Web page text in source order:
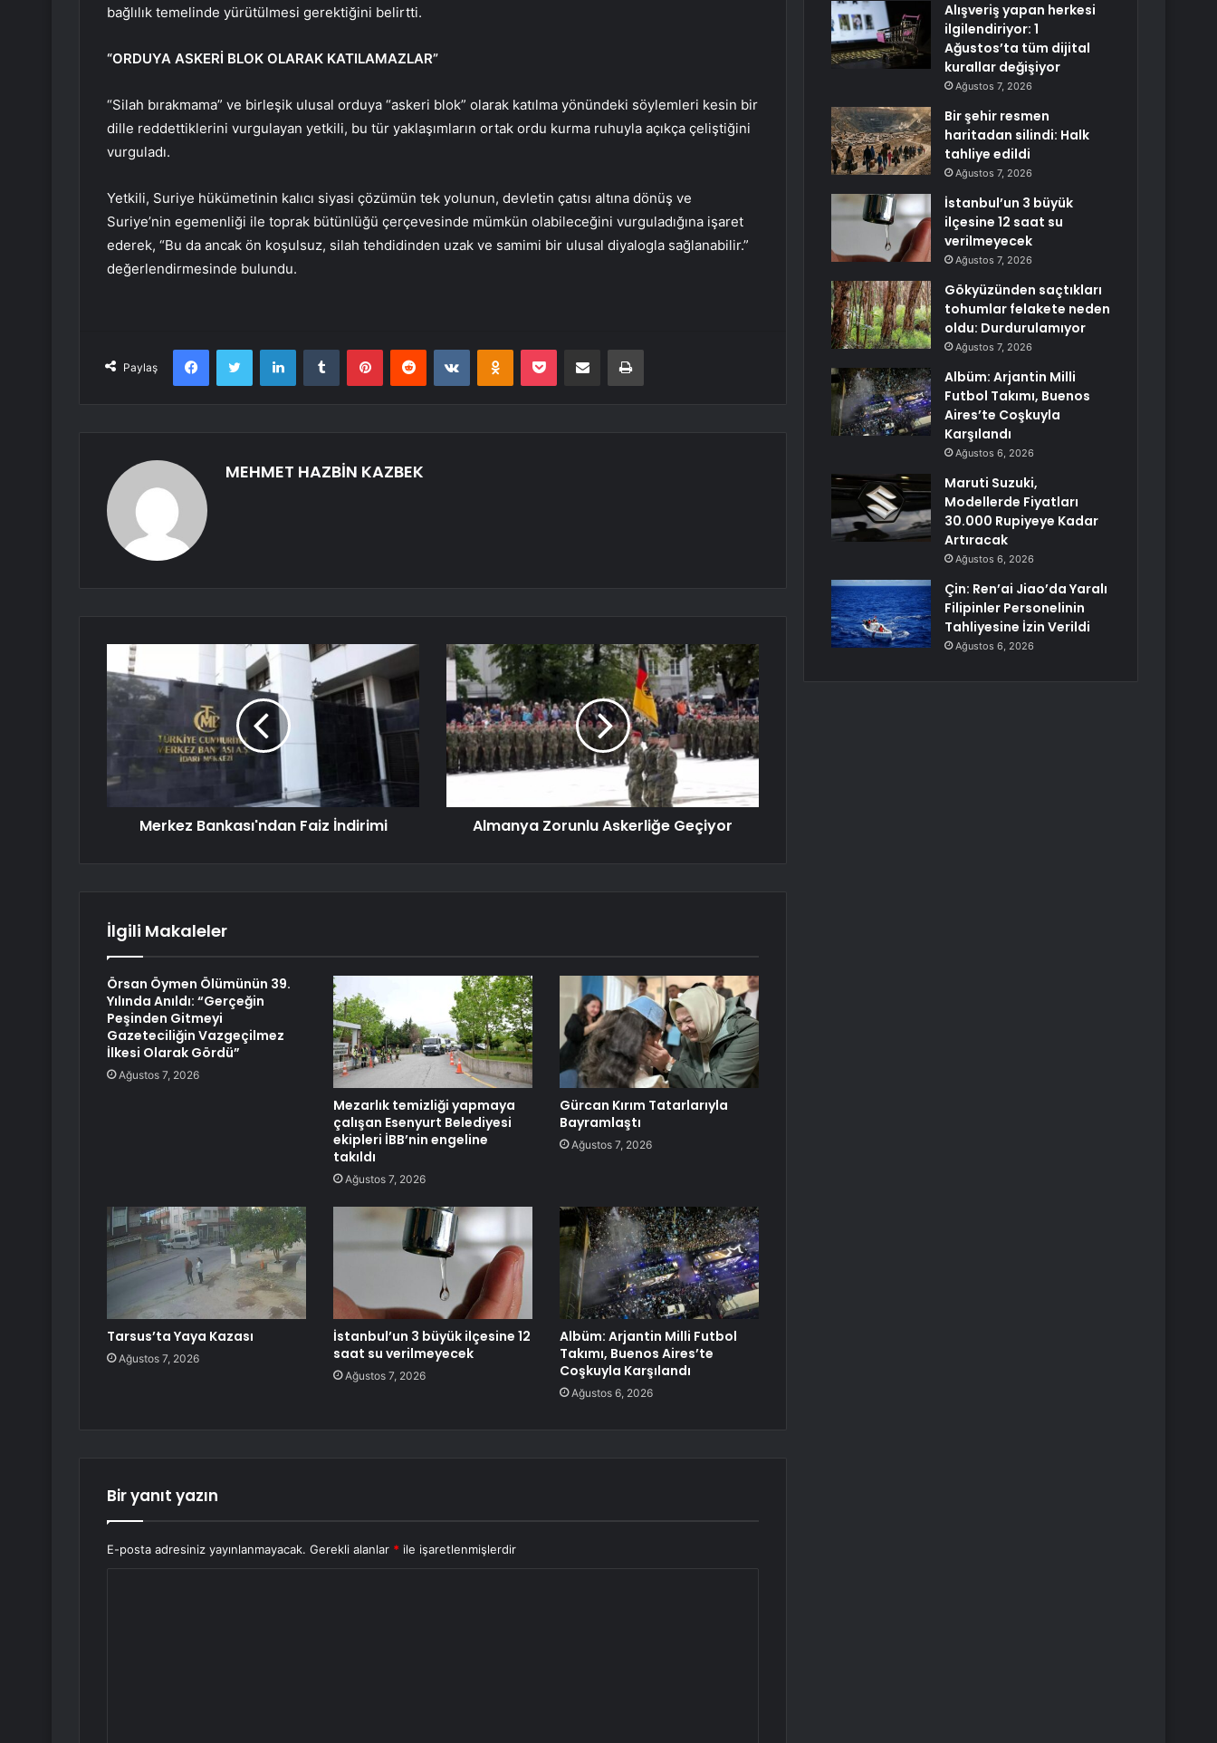
bağlılık temelinde yürütülmesi gerektiğini belirtti.
“ORDUYA ASKERİ BLOK OLARAK KATILAMAZLAR”
“Silah bırakmama” ve birleşik ulusal orduya “askeri blok” olarak katılma yönündeki söylemleri kesin bir
dille reddettiklerini vurgulayan yetkili, bu tür yaklaşımların ortak ordu kurma ruhuyla açıkça çeliştiğini
vurguladı.
Yetkili, Suriye hükümetinin kalıcı siyasi çözümün tek yolunun, devletin çatısı altına dönüş ve
Suriye’nin egemenliği ile toprak bütünlüğü çerçevesinde mümkün olabileceğini vurguladığına işaret
ederek, “Bu da ancak ön koşulsuz, silah tehdidinden uzak ve samimi bir ulusal diyalogla sağlanabilir.”
değerlendirmesinde bulundu.
Paylaş
FacebookTwitter LinkedInTumblr PinterestReddit VKontakteOdnoklassniki
Pocket E-Posta ile paylaş Yazdır
MEHMET HAZBİN KAZBEK
Merkez Bankası'ndan Faiz İndirimi Almanya Zorunlu Askerliğe Geçiyor
İlgili Makaleler
Örsan Öymen Ölümünün 39.
Yılında Anıldı: “Gerçeğin
Peşinden Gitmeyi
Gazeteciliğin Vazgeçilmez
İlkesi Olarak Gördü”
Ağustos 7, 2026
Mezarlık temizliği yapmaya
çalışan Esenyurt Belediyesi
ekipleri İBB’nin engeline
takıldı
Ağustos 7, 2026
Gürcan Kırım Tatarlarıyla
Bayramlaştı
Ağustos 7, 2026
Tarsus’ta Yaya Kazası
Ağustos 7, 2026
İstanbul’un 3 büyük ilçesine 12
saat su verilmeyecek
Ağustos 7, 2026
Albüm: Arjantin Milli Futbol
Takımı, Buenos Aires’te
Coşkuyla Karşılandı
Ağustos 6, 2026
Bir yanıt yazın
E-posta adresiniz yayınlanmayacak. Gerekli alanlar * ile işaretlenmişlerdir
Alışveriş yapan herkesi
ilgilendiriyor: 1
Ağustos’ta tüm dijital
kurallar değişiyor
Ağustos 7, 2026
Bir şehir resmen
haritadan silindi: Halk
tahliye edildi
Ağustos 7, 2026
İstanbul’un 3 büyük
ilçesine 12 saat su
verilmeyecek
Ağustos 7, 2026
Gökyüzünden saçtıkları
tohumlar felakete neden
oldu: Durdurulamıyor
Ağustos 7, 2026
Albüm: Arjantin Milli
Futbol Takımı, Buenos
Aires’te Coşkuyla
Karşılandı
Ağustos 6, 2026
Maruti Suzuki,
Modellerde Fiyatları
30.000 Rupiyeye Kadar
Artıracak
Ağustos 6, 2026
Çin: Ren’ai Jiao’da Yaralı
Filipinler Personelinin
Tahliyesine İzin Verildi
Ağustos 6, 2026